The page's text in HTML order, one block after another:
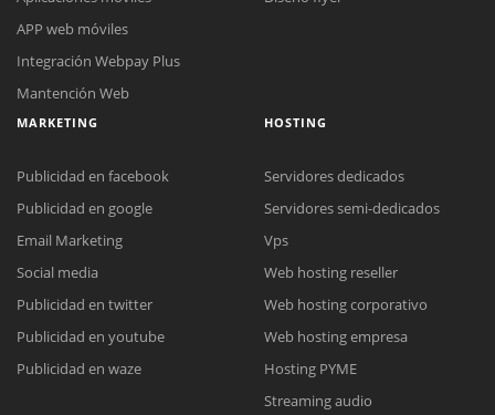
Reunión online
Meet para la reunión online.
Cotización
Chat Online
Todos nuestros ejecutivos están fuera de línea. Complete el formulario
APP web móviles
Integración Webpay Plus
Mantención Web
MARKETING
Publicidad en facebook
Publicidad en google
Email Marketing
Social media
Publicidad en twitter
Publicidad en youtube
Publicidad en waze
HOSTING
Servidores dedicados
Servidores semi-dedicados
Vps
Web hosting reseller
Web hosting corporativo
Web hosting empresa
Hosting PYME
Streaming audio